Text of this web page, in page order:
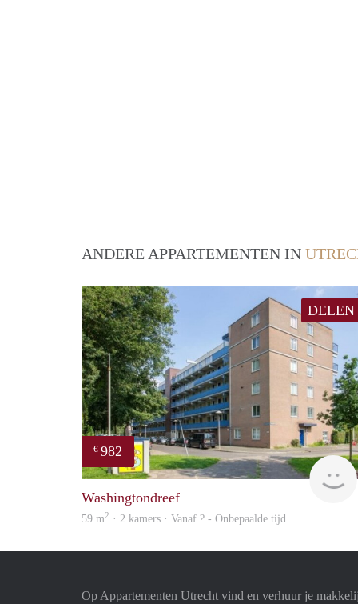
ANDERE APPARTEMENTEN IN
DELEN
€ 982
Washingtondreef
59 m2 · 2 kamers · Vanaf ? - Onbepaalde tijd
Op Appartementen Utrecht vind en verhuur je